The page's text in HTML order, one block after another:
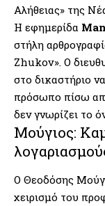
Αλήθειας» της
Η εφημερίδα
στήλη
Zhukov». Ο
στο δικαστήριο
πρόσωπο πίσω
δεν γνωρίζει το
Μούγιος:
Ο Θεοδόσης
χειρισμό του